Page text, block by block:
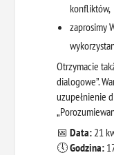
konfliktów,
zaprosimy
Otrzymacie
dialogowe”.
uzupełnienie
📅Data: 21
🕔Godzina: